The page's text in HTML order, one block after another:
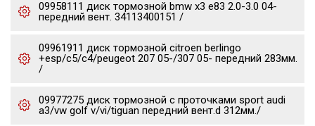
09958111 диск тормозной bmw x3 e83 2.0-3.0 04-
передний вент. 34113400151 /
09961911 диск тормозной citroen berlingo
+esp/c5/c4/peugeot 207 05-/307 05- передний 283мм.
/
09977275 диск тормозной c проточками sport audi
a3/vw golf v/vi/tiguan передний вент.d 312мм./